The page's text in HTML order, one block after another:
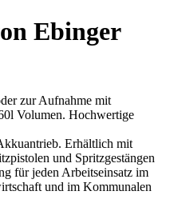
Ebinger
zur Aufnahme mit
Volumen. Hochwertige
Erhältlich mit
und Spritzgestängen
für jeden Arbeitseinsatz im
und im Kommunalen